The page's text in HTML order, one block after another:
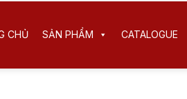
CHỦ SẢN PHẨM CATALOGUE